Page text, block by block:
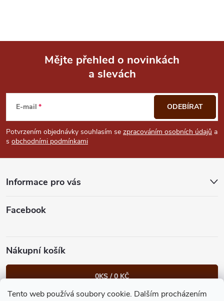
Tento web používá soubory cookie. Dalším procházením
p
p
a
Mějte přehled o novinkách
a slevách
E-mail
Potvrzením objednávky souhlasím se zpracováním osobních údajů a
s obchodními podmínkami
ODEBÍRAT
Informace pro vás
Facebook
Nákupní košík
0KS /0 KČ